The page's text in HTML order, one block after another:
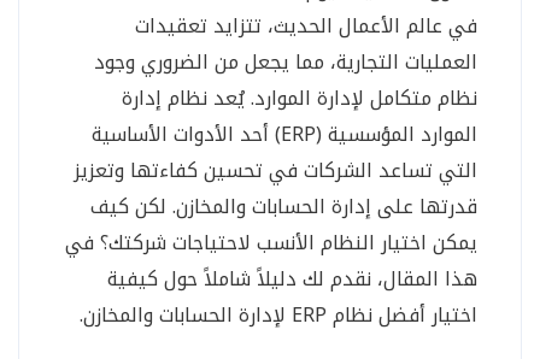
في عالم الأعمال الحديث، تتزايد تعقيدات
العمليات التجارية، مما يجعل من الضروري وجود
نظام متكامل لإدارة الموارد. يُعد نظام إدارة
الموارد المؤسسية (ERP) أحد الأدوات الأساسية
التي تساعد الشركات في تحسين كفاءتها وتعزيز
قدرتها على إدارة الحسابات والمخازن. لكن كيف
يمكن اختيار النظام الأنسب لاحتياجات شركتك؟ في
هذا المقال، نقدم لك دليلاً شاملاً حول كيفية
اختيار أفضل نظام ERP لإدارة الحسابات والمخازن.